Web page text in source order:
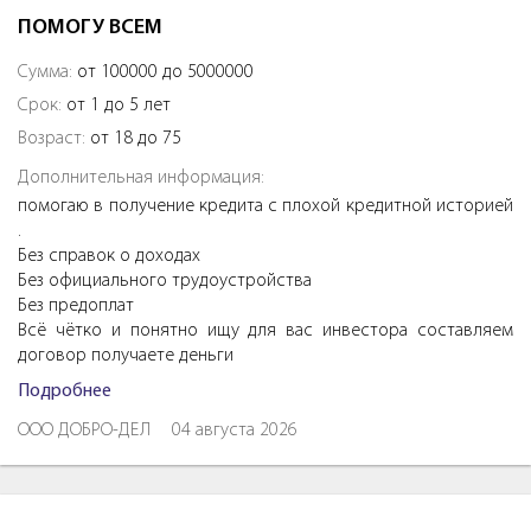
ПОМОГУ ВСЕМ
Сумма: от 100000 до 5000000
Срок: от 1 до 5 лет
Возраст: от 18 до 75
Дополнительная информация:
помогаю в получение кредита с плохой кредитной историей
.
Без справок о доходах
Без официального трудоустройства
Без предоплат
Всё чётко и понятно ищу для вас инвестора составляем
договор получаете деньги
Подробнее
ООО ДОБРО-ДЕЛ 04 августа 2026